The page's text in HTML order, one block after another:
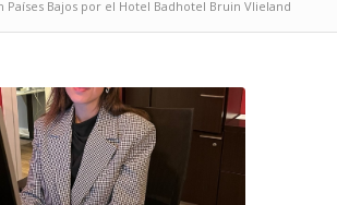
Países Bajos por el Hotel Badhotel Bruin Vlieland